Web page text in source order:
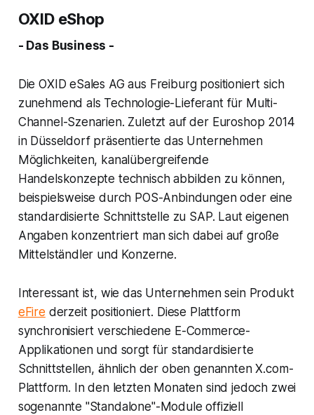
OXID eShop
- Das Business -
Die OXID eSales AG aus Freiburg positioniert sich
zunehmend als Technologie-Lieferant für Multi-
Channel-Szenarien. Zuletzt auf der Euroshop 2014
in Düsseldorf präsentierte das Unternehmen
Möglichkeiten, kanalübergreifende
Handelskonzepte technisch abbilden zu können,
beispielsweise durch POS-Anbindungen oder eine
standardisierte Schnittstelle zu SAP. Laut eigenen
Angaben konzentriert man sich dabei auf große
Mittelständler und Konzerne.
Interessant ist, wie das Unternehmen sein Produkt
eFire derzeit positioniert. Diese Plattform
synchronisiert verschiedene E-Commerce-
Applikationen und sorgt für standardisierte
Schnittstellen, ähnlich der oben genannten X.com-
Plattform. In den letzten Monaten sind jedoch zwei
sogenannte "Standalone"-Module offiziell